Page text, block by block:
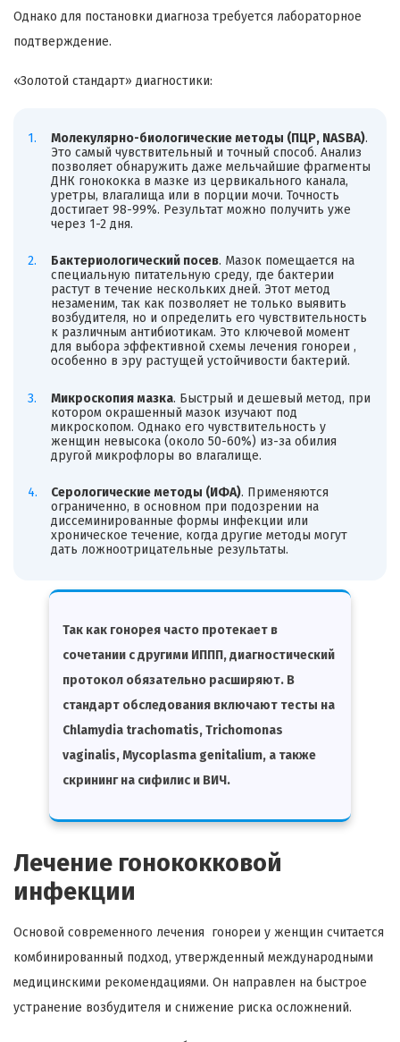
Однако для постановки диагноза требуется лабораторное
подтверждение.
«Золотой стандарт» диагностики:
Молекулярно-биологические методы (ПЦР, NASBA).
Это самый чувствительный и точный способ. Анализ
позволяет обнаружить даже мельчайшие фрагменты
ДНК гонококка в мазке из цервикального канала,
уретры, влагалища или в порции мочи. Точность
достигает 98-99%. Результат можно получить уже
через 1-2 дня.
Бактериологический посев. Мазок помещается на
специальную питательную среду, где бактерии
растут в течение нескольких дней. Этот метод
незаменим, так как позволяет не только выявить
возбудителя, но и определить его чувствительность
к различным антибиотикам. Это ключевой момент
для выбора эффективной схемы лечения гонореи ,
особенно в эру растущей устойчивости бактерий.
Микроскопия мазка. Быстрый и дешевый метод, при
котором окрашенный мазок изучают под
микроскопом. Однако его чувствительность у
женщин невысока (около 50-60%) из-за обилия
другой микрофлоры во влагалище.
Серологические методы (ИФА). Применяются
ограниченно, в основном при подозрении на
диссеминированные формы инфекции или
хроническое течение, когда другие методы могут
дать ложноотрицательные результаты.
Так как гонорея часто протекает в
сочетании с другими ИППП, диагностический
протокол обязательно расширяют. В
стандарт обследования включают тесты на
Chlamydia trachomatis, Trichomonas
vaginalis, Mycoplasma genitalium, а также
скрининг на сифилис и ВИЧ.
Лечение гонококковой
инфекции
Основой современного лечения гонореи у женщин считается
комбинированный подход, утвержденный международными
медицинскими рекомендациями. Он направлен на быстрое
устранение возбудителя и снижение риска осложнений.